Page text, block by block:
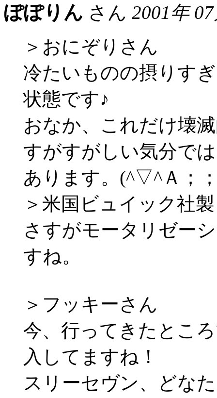
ぽぽりん さん 2001年
＞おにぞりさん
冷たいものの摂りす
状態です♪
おなか、これだけ壊
すがすがしい気分では
あります。(^▽^Ａ；
＞米国ビュイック社製
さすがモータリゼー
すね。
＞フッキーさん
今、行ってきたとこ
入してますね！
スリーセヴン、どな